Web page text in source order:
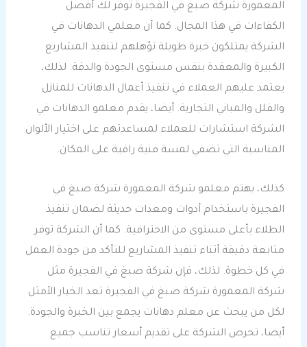
المعمورة شركة صبغ في الفجيرة توفر لك أفضل
الكفاءات في هذا المجال. كما أن معلمي الدهانات في
الشركة يمتلكون خبرة طويلة تؤهلهم لتنفيذ المشاريع
الكبيرة والمعقدة بنفس مستوى الجودة والدقة. لذلك،
يعتمد عليهم العملاء في تنفيذ أعمال الدهانات للمنازل
والفلل والمباني التجارية. أيضا، يقدم معلمو الدهانات في
الشركة استشارات للعملاء لمساعدتهم على اختيار الألوان
المناسبة التي تضفي لمسة فنية راقية على المكان.
كذلك، يهتم معلمو شركة المعمورة شركة صبغ في
الفجيرة باستخدام أدوات ومعدات حديثة لضمان تنفيذ
الطلاء بأعلى مستوى من الاحترافية. كما أن الشركة توفر
متابعة دقيقة أثناء تنفيذ المشاريع للتأكد من جودة العمل
في كل خطوة. لذلك، فإن شركة صبغ في الفجيرة مثل
شركة المعمورة شركة صبغ في الفجيرة تعد الخيار الأمثل
لكل من يبحث عن معلم دهانات يجمع بين الخبرة والجودة.
أيضا، تحرص الشركة على تقديم أسعار تناسب جميع